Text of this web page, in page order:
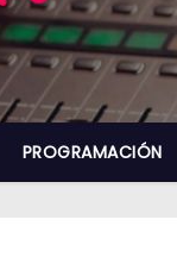
PROGRAMACIÓN